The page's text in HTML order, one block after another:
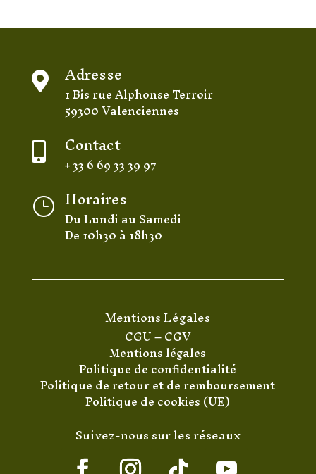
 Adresse
1 Bis rue Alphonse Terroir
59300 Valenciennes
 Contact
+ 33 6 69 33 39 97
} Horaires
Du Lundi au Samedi
De 10h30 à 18h30
Mentions Légales
CGU–CGV
Mentions légales
Politique de confidentialité
Politique de retour et de remboursement
Politique de cookies (UE)
Suivez-nous sur les réseaux